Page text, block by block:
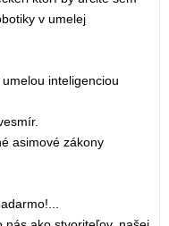
v umelej
inteligenciou
asimové zákony